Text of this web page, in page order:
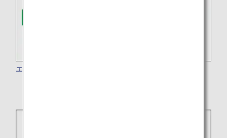
エバー航空